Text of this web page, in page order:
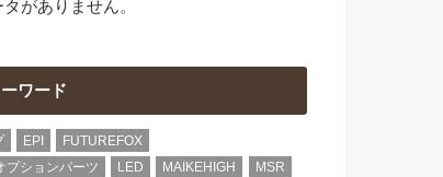
がありません。
ワード
EPI
FUTUREFOX
プションパーツ
LED MAIKEHIGH
MSR